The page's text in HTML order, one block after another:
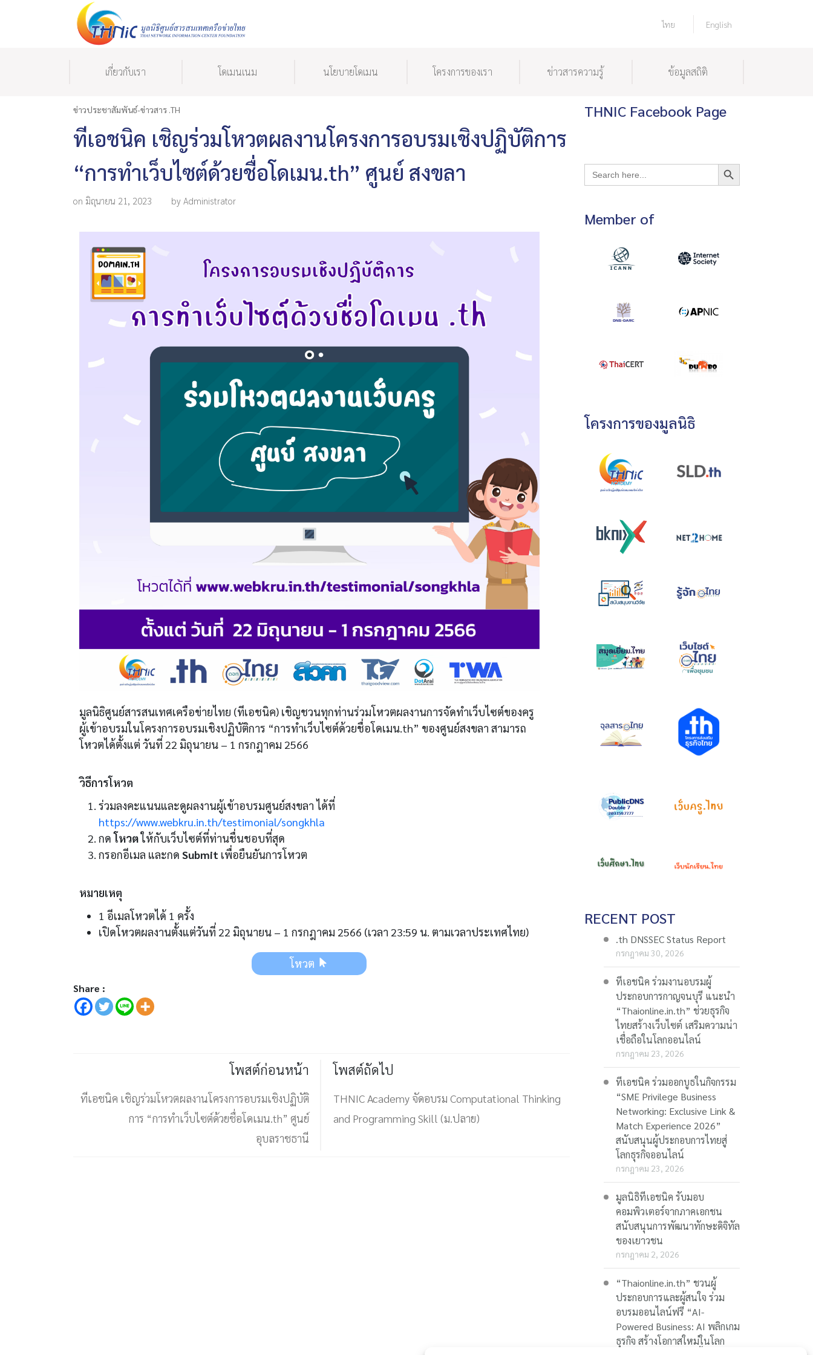
ไทย English
เกี่ยวกับเรา โดเมนเนม นโยบายโดเมน โครงการของเรา ข่าวสารความรู้ ข้อมูลสถิติ
ข่าวประชาสัมพันธ์-ข่าวสาร .TH
ทีเอชนิค เชิญร่วมโหวตผลงานโครงการอบรมเชิงปฏิบัติการ
“การทำเว็บไซต์ด้วยชื่อโดเมน.th” ศูนย์ สงขลา
on มิถุนายน 21, 2023 by Administrator
มูลนิธิศูนย์สารสนเทศเครือข่ายไทย (ทีเอชนิค) เชิญชวนทุกท่านร่วมโหวตผลงานการจัดทำเว็บไซต์ของครู
ผู้เข้าอบรมในโครงการอบรมเชิงปฏิบัติการ “การทำเว็บไซต์ด้วยชื่อโดเมน.th” ของศูนย์สงขลา สามารถ
โหวตได้ตั้งแต่ วันที่ 22 มิถุนายน – 1 กรกฎาคม 2566
วิธีการโหวต
ร่วมลงคะแนนและดูผลงานผู้เข้าอบรมศูนย์สงขลา ได้ที่
https://www.webkru.in.th/testimonial/songkhla
กดโหวตให้กับเว็บไซต์ที่ท่านชื่นชอบที่สุด
กรอกอีเมล และกด Submit เพื่อยืนยันการโหวต
หมายเหตุ
1 อีเมลโหวตได้ 1 ครั้ง
เปิดโหวตผลงานตั้งแต่วันที่ 22 มิถุนายน – 1 กรกฎาคม 2566 (เวลา 23:59 น. ตามเวลาประเทศไทย)
โหวต
Share :
โพสต์ก่อนหน้า
ทีเอชนิค เชิญร่วมโหวตผลงานโครงการอบรมเชิงปฏิบัติ
การ “การทำเว็บไซต์ด้วยชื่อโดเมน.th” ศูนย์
อุบลราชธานี
โพสต์ถัดไป
THNIC Academy จัดอบรม Computational Thinking
and Programming Skill (ม.ปลาย)
THNIC Facebook Page
Search
for:
Search Button
Member of
โครงการของมูลนิธิ
RECENT POST
.th DNSSEC Status Report
กรกฎาคม 30, 2026
ทีเอชนิค ร่วมงานอบรมผู้
ประกอบการกาญจนบุรี แนะนำ
“Thaionline.in.th” ช่วยธุรกิจ
ไทยสร้างเว็บไซต์ เสริมความน่า
เชื่อถือในโลกออนไลน์
กรกฎาคม 23, 2026
ทีเอชนิค ร่วมออกบูธในกิจกรรม
“SME Privilege Business
Networking: Exclusive Link &
Match Experience 2026”
สนับสนุนผู้ประกอบการไทยสู่
โลกธุรกิจออนไลน์
กรกฎาคม 23, 2026
มูลนิธิทีเอชนิค รับมอบ
คอมพิวเตอร์จากภาคเอกชน
สนับสนุนการพัฒนาทักษะดิจิทัล
ของเยาวชน
กรกฎาคม 2, 2026
“Thaionline.in.th” ชวนผู้
ประกอบการและผู้สนใจ ร่วม
อบรมออนไลน์ฟรี “AI-
Powered Business: AI พลิกเกม
ธุรกิจ สร้างโอกาสใหม่ในโลก